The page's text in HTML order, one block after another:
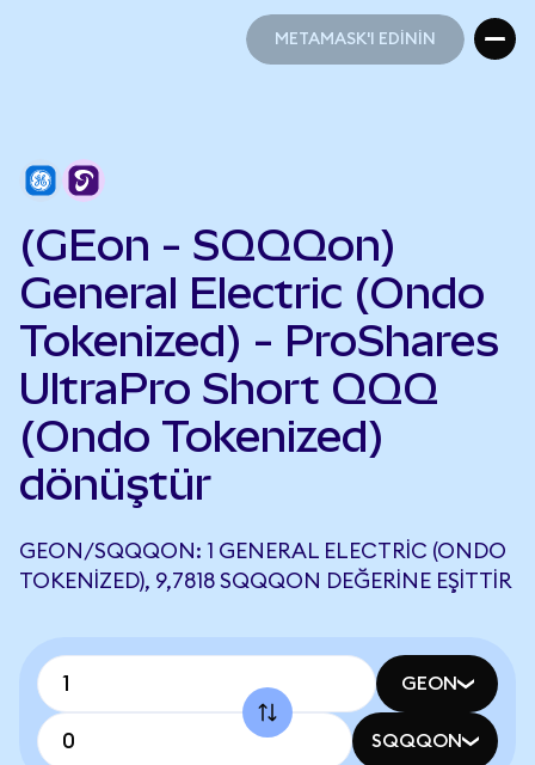
METAMASK'I EDİNİN
(GEon - SQQQon)
General Electric (Ondo
Tokenized) - ProShares
UltraPro Short QQQ
(Ondo Tokenized)
dönüştür
GEON/SQQQON: 1 GENERAL ELECTRIC (ONDO
TOKENIZED), 9,7818 SQQQON DEĞERINE EŞITTIR
GEON
SQQQON